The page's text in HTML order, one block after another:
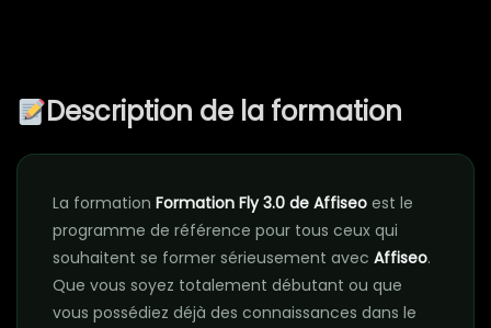
Description de la formation
La formation Formation Fly 3.0 de Affiseo est le
programme de référence pour tous ceux qui
souhaitent se former sérieusement avec Affiseo.
Que vous soyez totalement débutant ou que
vous possédiez déjà des connaissances dans le